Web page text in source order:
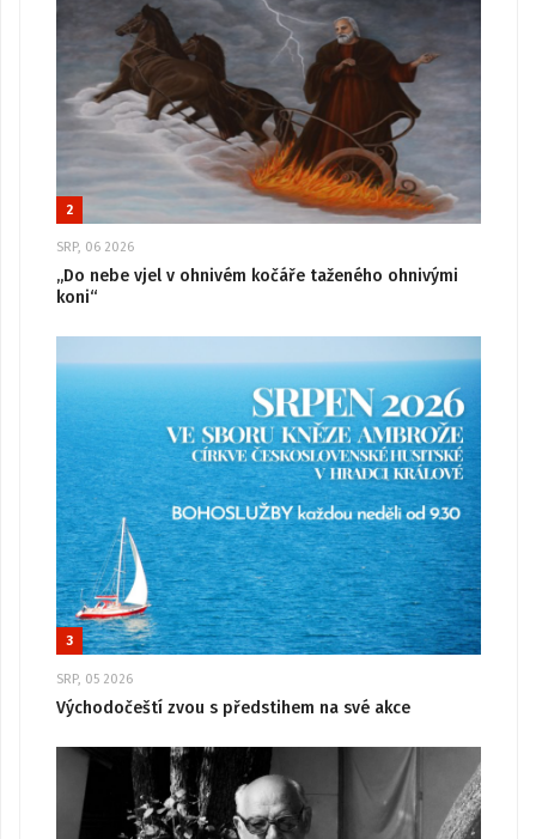
2
SRP, 06 2026
„Do nebe vjel v ohnivém kočáře taženého ohnivými
koni“
3
SRP, 05 2026
Východočeští zvou s předstihem na své akce